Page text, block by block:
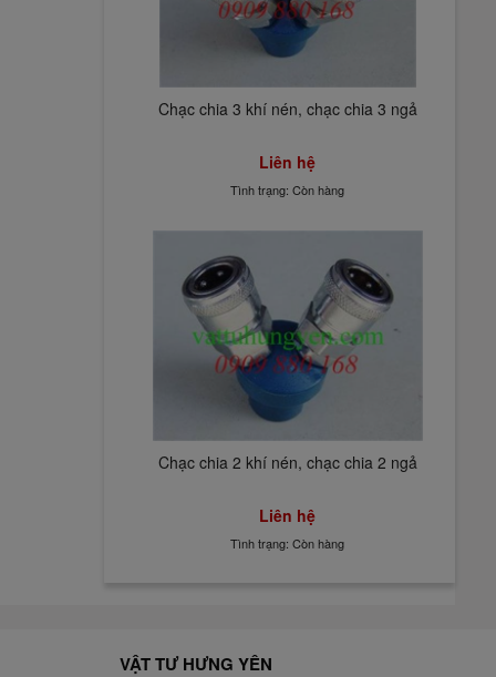
Chạc chia 3 khí nén, chạc chia 3 ngả
Liên hệ
Tình trạng: Còn hàng
Chạc chia 2 khí nén, chạc chia 2 ngả
Liên hệ
Tình trạng: Còn hàng
VẬT TƯ HƯNG YÊN